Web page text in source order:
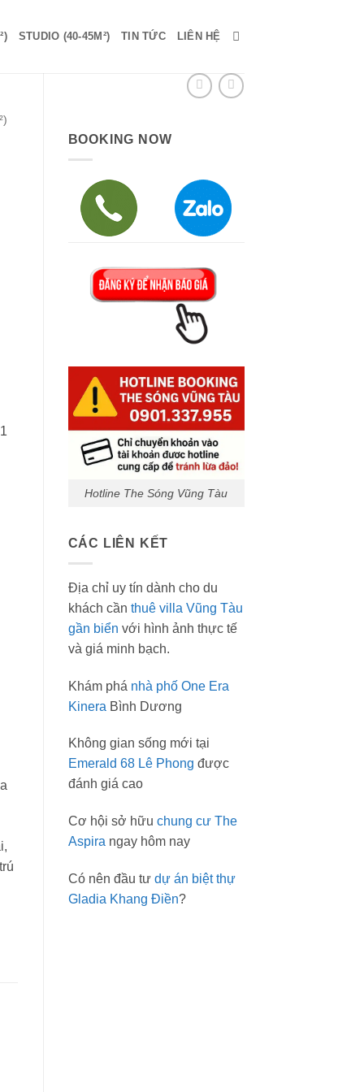
STUDIO (40-45M²) TIN TỨC LIÊN HỆ
BOOKING NOW
Hotline The Sóng Vũng Tàu
CÁC LIÊN KẾT
Địa chỉ uy tín dành cho du
khách cần thuê villa Vũng Tàu
gần biển với hình ảnh thực tế
và giá minh bạch.
Khám phá nhà phố One Era
Kinera Bình Dương
Không gian sống mới tại
Emerald 68 Lê Phong được
đánh giá cao
Cơ hội sở hữu chung cư The
Aspira ngay hôm nay
Có nên đầu tư dự án biệt thự
Gladia Khang Điền?